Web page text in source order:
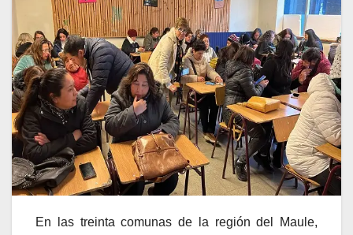
En las treinta comunas de la región del Maule,